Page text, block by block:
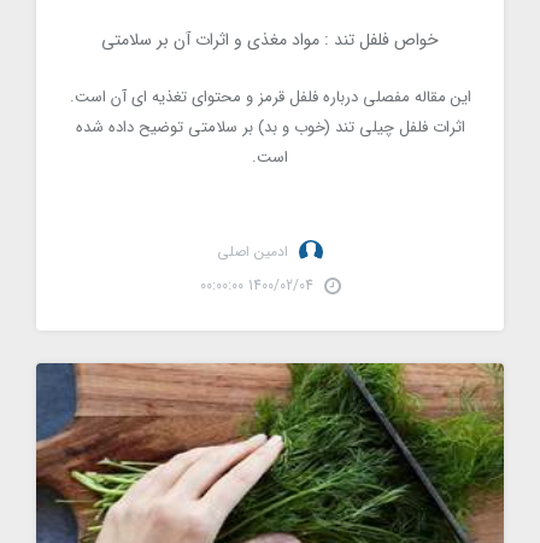
خواص فلفل تند : مواد مغذی و اثرات آن بر سلامتی
این مقاله مفصلی درباره فلفل قرمز و محتوای تغذیه ای آن است.
اثرات فلفل چیلی تند (خوب و بد) بر سلامتی توضیح داده شده
است.
ادمین اصلی
1400/02/04 00:00:00